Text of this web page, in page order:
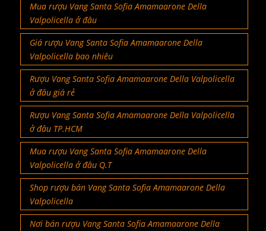
Mua rượu Vang Santa Sofia Amamaarone Della
Valpolicella ở đâu
Giá rượu Vang Santa Sofia Amamaarone Della
Valpolicella bao nhiêu
Rượu Vang Santa Sofia Amamaarone Della Valpolicella
ở đâu giá rẻ
Rượu Vang Santa Sofia Amamaarone Della Valpolicella
ở đâu TP.HCM
Mua rượu Vang Santa Sofia Amamaarone Della
Valpolicella ở đâu Q.T
Shop rượu bán Vang Santa Sofia Amamaarone Della
Valpolicella
Nơi bán rượu Vang Santa Sofia Amamaarone Della